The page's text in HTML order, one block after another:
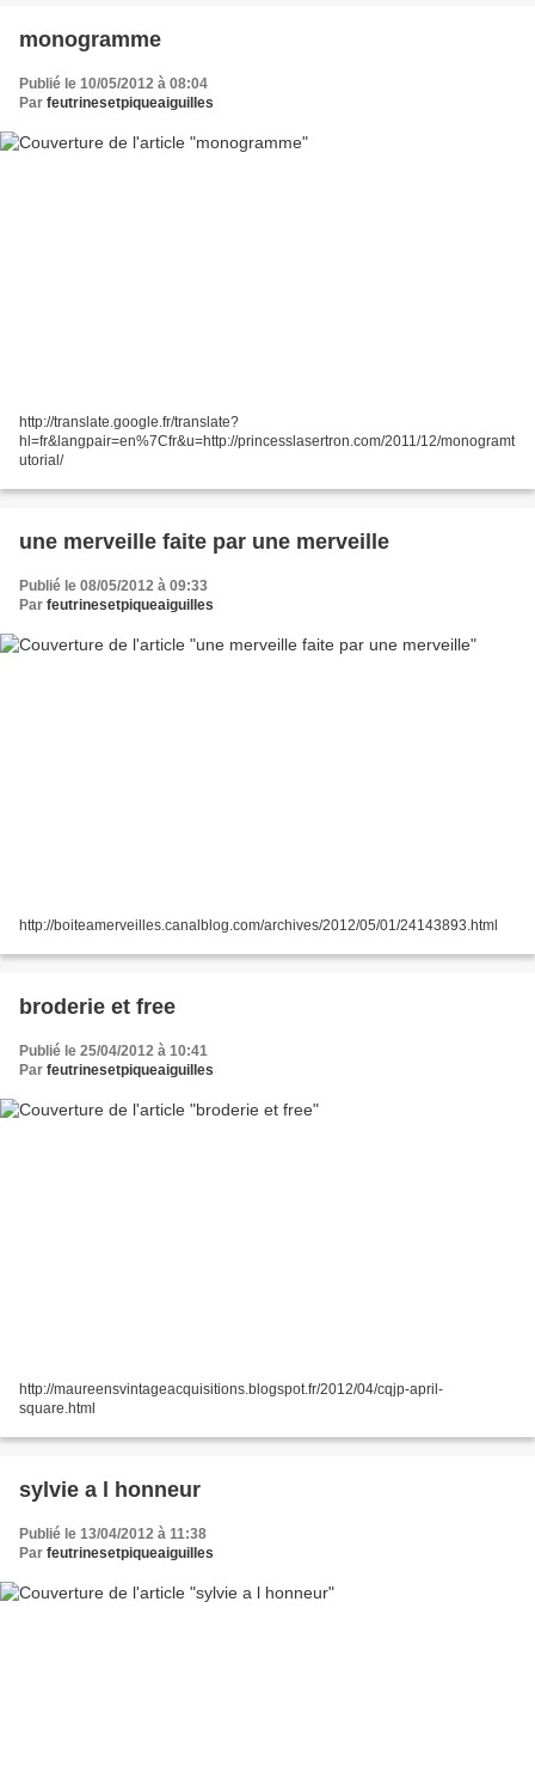
monogramme
Publié le 10/05/2012 à 08:04
Par feutrinesetpiqueaiguilles
http://translate.google.fr/translate?
hl=fr&langpair=en%7Cfr&u=http://princesslasertron.com/2011/12/monogramt
utorial/
une merveille faite par une merveille
Publié le 08/05/2012 à 09:33
Par feutrinesetpiqueaiguilles
http://boiteamerveilles.canalblog.com/archives/2012/05/01/24143893.html
broderie et free
Publié le 25/04/2012 à 10:41
Par feutrinesetpiqueaiguilles
http://maureensvintageacquisitions.blogspot.fr/2012/04/cqjp-april-
square.html
sylvie a l honneur
Publié le 13/04/2012 à 11:38
Par feutrinesetpiqueaiguilles